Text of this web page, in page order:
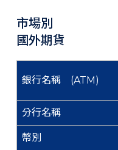
市場別
國外期貨